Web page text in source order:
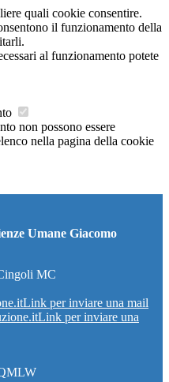
quali cookie consentire.
il funzionamento della
al funzionamento potete
non possono essere
nella pagina della cookie
Umane Giacomo
MC
Link per inviare una mail
Link per inviare una